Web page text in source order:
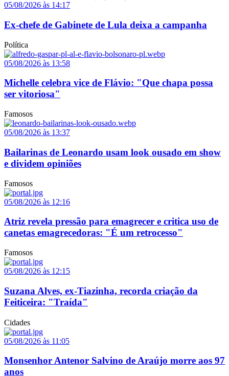
05/08/2026 às 14:17
Ex-chefe de Gabinete de Lula deixa a campanha
Política
05/08/2026 às 13:58
Michelle celebra vice de Flávio: "Que chapa possa
ser vitoriosa"
Famosos
05/08/2026 às 13:37
Bailarinas de Leonardo usam look ousado em show
e dividem opiniões
Famosos
05/08/2026 às 12:16
Atriz revela pressão para emagrecer e critica uso de
canetas emagrecedoras: "É um retrocesso"
Famosos
05/08/2026 às 12:15
Suzana Alves, ex-Tiazinha, recorda criação da
Feiticeira: "Traída"
Cidades
05/08/2026 às 11:05
Monsenhor Antenor Salvino de Araújo morre aos 97
anos